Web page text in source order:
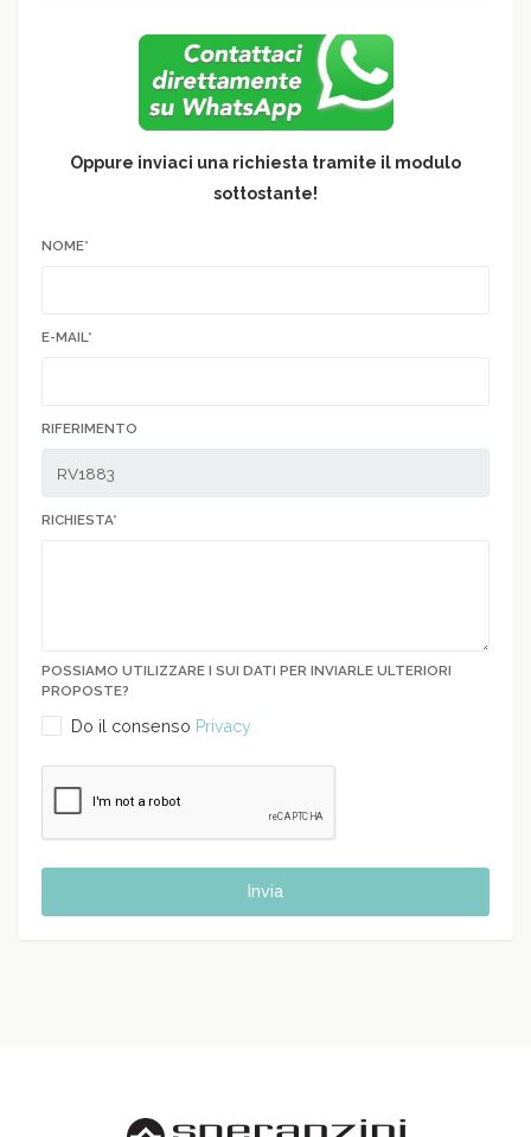
Oppure inviaci una richiesta tramite il modulo
sottostante!
NOME*
E-MAIL*
RIFERIMENTO
RICHIESTA*
POSSIAMO UTILIZZARE I SUI DATI PER INVIARLE ULTERIORI
PROPOSTE?
Do il consenso Privacy
Invia